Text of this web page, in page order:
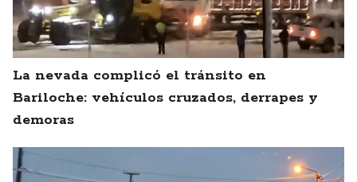
La nevada complicó el tránsito en
Bariloche: vehículos cruzados, derrapes y
demoras